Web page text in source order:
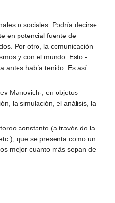
o sociales. Podría decirse
en potencial fuente de
Por otro, la comunicación
y con el mundo. Esto -
antes había tenido. Es así
Manovich-, en objetos
la simulación, el análisis, la
constante (a través de la
que se presenta como un
mejor cuanto más sepan de